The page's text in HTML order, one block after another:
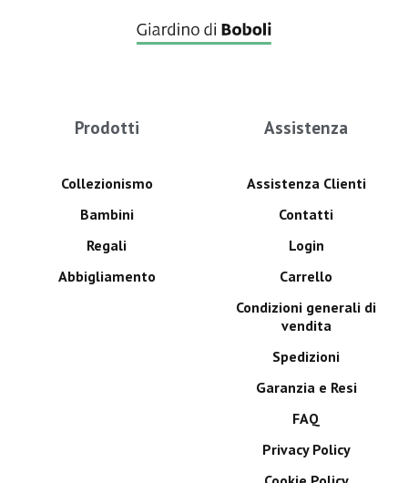
Prodotti
Collezionismo
Bambini
Regali
Abbigliamento
Assistenza
Assistenza Clienti
Contatti
Login
Carrello
Condizioni generali di
vendita
Spedizioni
Garanzia e Resi
FAQ
Privacy Policy